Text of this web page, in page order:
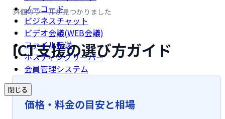
ノーコード
ビジネスチャット
ビデオ会議(WEB会議)
ファイル転送
ホスティングサーバー
会員管理システム
閉じる
34個のツールが見つかりました
ICT支援の選び方ガイド
価格・料金の目安と相場